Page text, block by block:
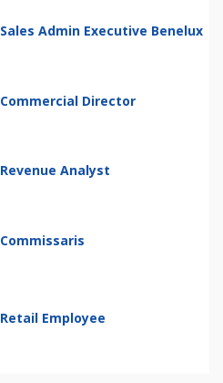
Sales Admin Executive Benelux
Commercial Director
Revenue Analyst
Commissaris
Retail Employee